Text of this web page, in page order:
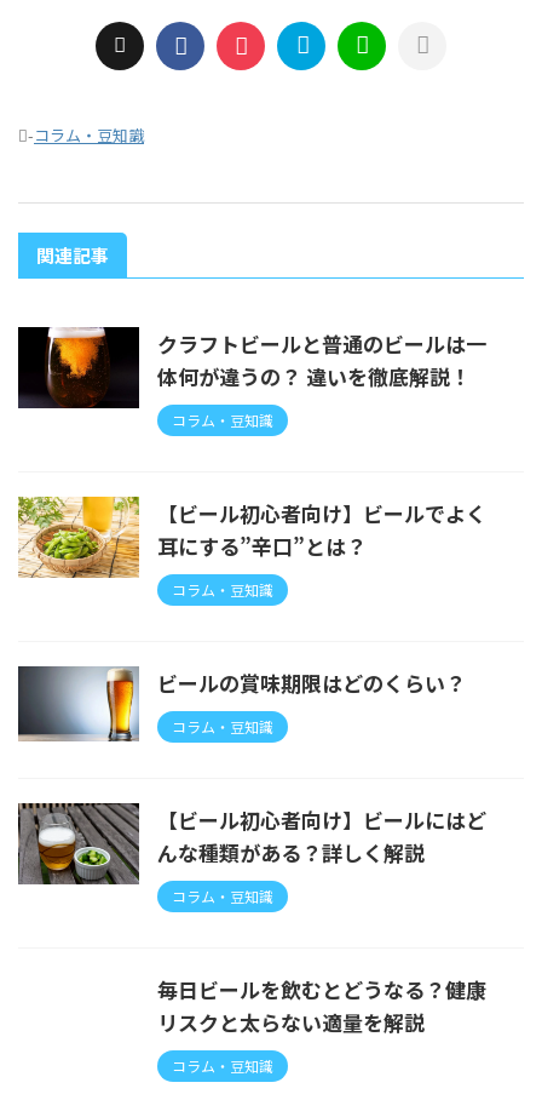
-コラム・豆知識
関連記事
クラフトビールと普通のビールは一
体何が違うの？ 違いを徹底解説！
コラム・豆知識
【ビール初心者向け】ビールでよく
耳にする”辛口”とは？
コラム・豆知識
ビールの賞味期限はどのくらい？
コラム・豆知識
【ビール初心者向け】ビールにはど
んな種類がある？詳しく解説
コラム・豆知識
毎日ビールを飲むとどうなる？健康
リスクと太らない適量を解説
コラム・豆知識